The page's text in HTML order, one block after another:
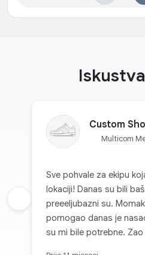
Custom
Multicom
Sve pohvale za ekipu
lokaciji! Danas su bili
preeeljubazni su.
pomogao danas je
su mi bile potrebne.
Prethodna recenzija